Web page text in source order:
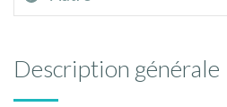
Description générale